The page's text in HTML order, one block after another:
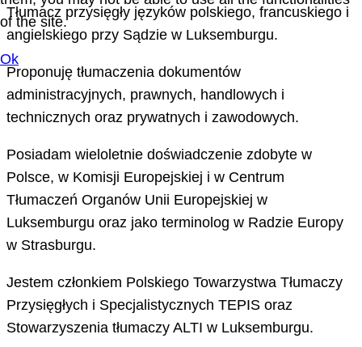
Tłumacz przysięgły języków polskiego, francuskiego i
angielskiego przy Sądzie w Luksemburgu.
Proponuję tłumaczenia dokumentów
administracyjnych, prawnych, handlowych i
technicznych oraz prywatnych i zawodowych.
Posiadam wieloletnie doświadczenie zdobyte w
Polsce, w Komisji Europejskiej i w Centrum
Tłumaczeń Organów Unii Europejskiej w
Luksemburgu oraz jako terminolog w Radzie Europy
w Strasburgu.
Jestem członkiem Polskiego Towarzystwa Tłumaczy
Przysięgłych i Specjalistycznych TEPIS oraz
Stowarzyszenia tłumaczy ALTI w Luksemburgu.
of the site.
Ok